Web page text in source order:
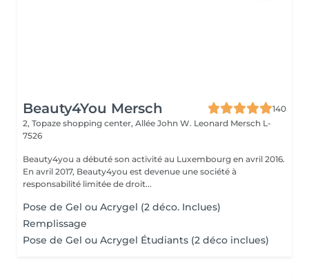
Beauty4You Mersch
140
2, Topaze shopping center, Allée John W. Leonard Mersch L-
7526
Beauty4you a débuté son activité au Luxembourg en avril 2016.
En avril 2017, Beauty4you est devenue une société à
responsabilité limitée de droit...
Pose de Gel ou Acrygel (2 déco. Inclues)
Remplissage
Pose de Gel ou Acrygel Étudiants (2 déco inclues)